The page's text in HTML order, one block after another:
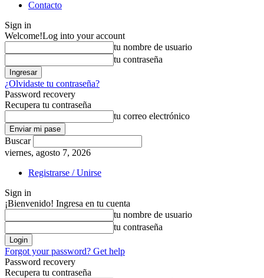
Contacto
Sign in
Welcome!Log into your account
tu nombre de usuario
tu contraseña
¿Olvidaste tu contraseña?
Password recovery
Recupera tu contraseña
tu correo electrónico
Buscar
viernes, agosto 7, 2026
Registrarse / Unirse
Sign in
¡Bienvenido! Ingresa en tu cuenta
tu nombre de usuario
tu contraseña
Forgot your password? Get help
Password recovery
Recupera tu contraseña